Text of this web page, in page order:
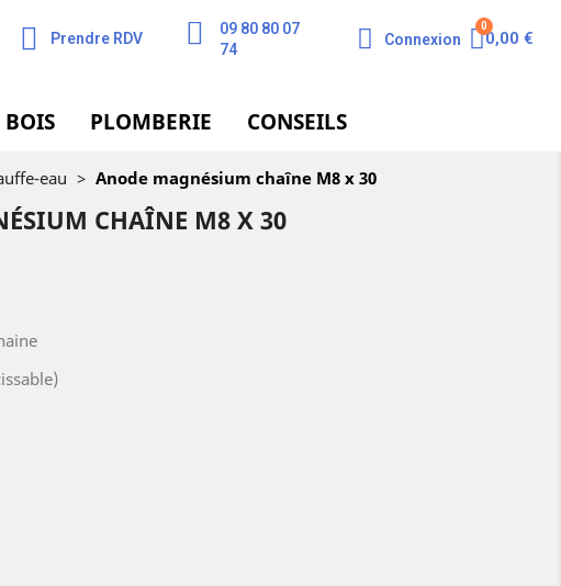
Prendre RDV
09 80 80 07
74
Connexion 0,00 €
BOIS PLOMBERIE CONSEILS
eau > Anode magnésium chaîne M8 x 30
CHAÎNE M8 X 30